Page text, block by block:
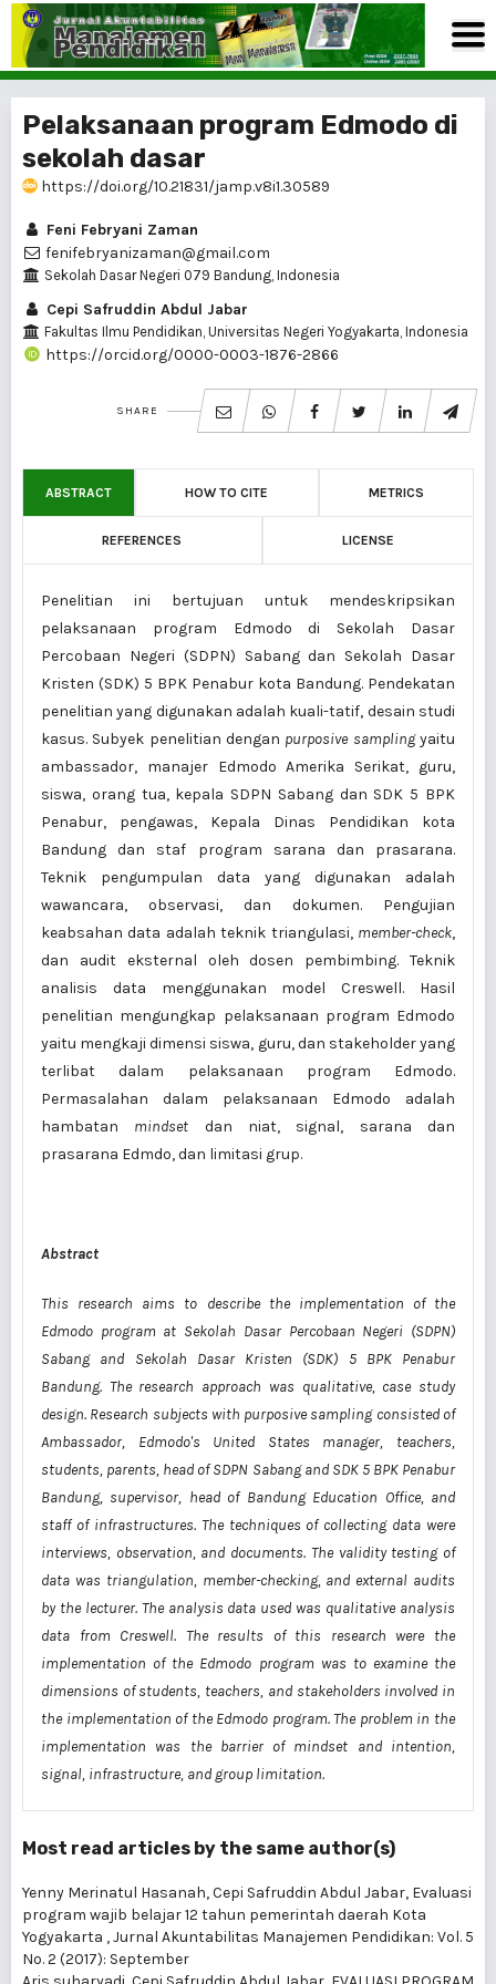
Pelaksanaan program Edmodo di
sekolah dasar
https://doi.org/10.21831/jamp.v8i1.30589
Feni Febryani Zaman
fenifebryanizaman@gmail.com
Sekolah Dasar Negeri 079 Bandung, Indonesia
Cepi Safruddin Abdul Jabar
Fakultas Ilmu Pendidikan, Universitas Negeri Yogyakarta, Indonesia
https://orcid.org/0000-0003-1876-2866
SHARE
ABSTRACT HOW TO CITE METRICS
REFERENCES LICENSE
Penelitian ini bertujuan untuk mendeskripsikan
pelaksanaan program Edmodo di Sekolah Dasar
Percobaan Negeri (SDPN) Sabang dan Sekolah Dasar
Kristen (SDK) 5 BPK Penabur kota Bandung. Pendekatan
penelitian yang digunakan adalah kuali-tatif, desain studi
kasus. Subyek penelitian dengan purposive samplingyaitu
ambassador, manajer Edmodo Amerika Serikat, guru,
siswa, orang tua, kepala SDPN Sabang dan SDK 5 BPK
Penabur, pengawas, Kepala Dinas Pendidikan kota
Bandung dan staf program sarana dan prasarana.
Teknik pengumpulan data yang digunakan adalah
wawancara, observasi, dan dokumen. Pengujian
keabsahan data adalah teknik triangulasi, member-check,
dan audit eksternal oleh dosen pembimbing. Teknik
analisis data menggunakan model Creswell. Hasil
penelitian mengungkap pelaksanaan program Edmodo
yaitu mengkaji dimensi siswa, guru, dan stakeholder yang
terlibat dalam pelaksanaan program Edmodo.
Permasalahan dalam pelaksanaan Edmodo adalah
hambatan mindset dan niat, signal, sarana dan
prasarana Edmdo, dan limitasi grup.
Abstract
This research aims to describe the implementation of the
Edmodo program at Sekolah Dasar Percobaan Negeri (SDPN)
Sabang and Sekolah Dasar Kristen (SDK) 5 BPK Penabur
Bandung. The research approach was qualitative, case study
design. Research subjects with purposive sampling consisted of
Ambassador, Edmodo's United States manager, teachers,
students, parents, head of SDPN Sabang and SDK 5 BPK Penabur
Bandung, supervisor, head of Bandung Education Office, and
staff of infrastructures. The techniques of collecting data were
interviews, observation, and documents. The validity testing of
data was triangulation, member-checking, and external audits
by the lecturer. The analysis data used was qualitative analysis
data from Creswell. The results of this research were the
implementation of the Edmodo program was to examine the
dimensions of students, teachers, and stakeholders involved in
the implementation of the Edmodo program. The problem in the
implementation was the barrier of mindset and intention,
signal, infrastructure, and group limitation.
Most read articles by the same author(s)
Yenny Merinatul Hasanah, Cepi Safruddin Abdul Jabar, Evaluasi
program wajib belajar 12 tahun pemerintah daerah Kota
Yogyakarta ,Jurnal Akuntabilitas Manajemen Pendidikan: Vol. 5
No. 2 (2017): September